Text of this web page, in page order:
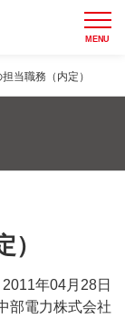
MENU
当職務（内定）
2011年04月28日
部電力株式会社